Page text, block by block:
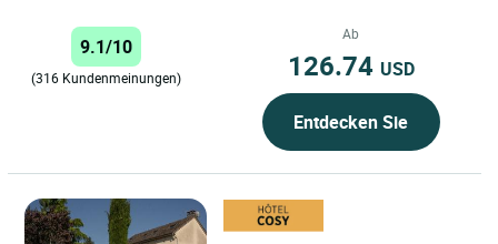
Minuten von Dijon entfernt....
9.1/10
(316 Kundenmeinungen)
Ab
126.74 USD
Entdecken Sie